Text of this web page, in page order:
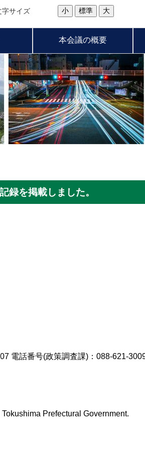
字サイズ 小 標準 大
本会議の概要
録を掲載しました。
電話番号(政策調査課)：088-621-
Prefectural Government.